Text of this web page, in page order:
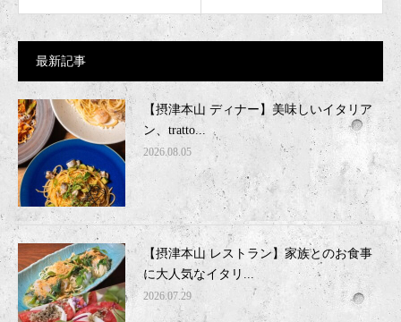
最新記事
【摂津本山 ディナー】美味しいイタリア
ン、tratto...
2026.08.05
【摂津本山 レストラン】家族とのお食事
に大人気なイタリ...
2026.07.29